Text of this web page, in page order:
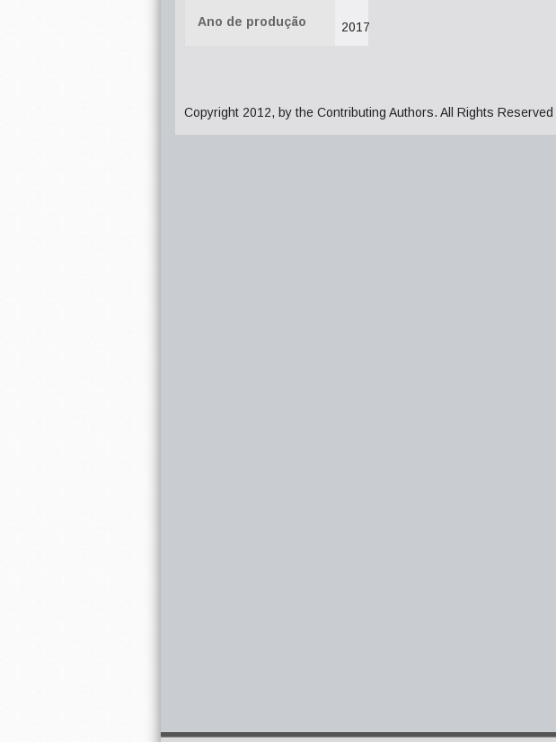
Ano de produção 2017
Copyright 2012, by the Contributing Authors. All Rights Reserved